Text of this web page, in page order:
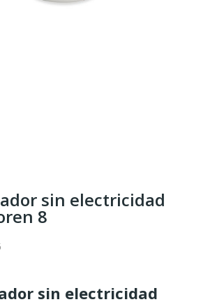
sin electricidad
8
sin electricidad